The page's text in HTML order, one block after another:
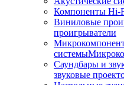
Компоненты Hi-
Виниловые
проигрыватели
системы
Саундбары и
звуковые